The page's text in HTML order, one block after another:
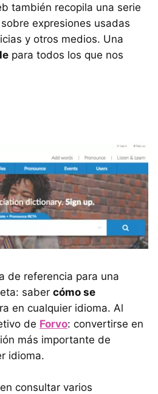
también recopila una serie
expresiones usadas
y otros medios. Una
para todos los que nos
de referencia para una
saber cómo se
en cualquier idioma. Al
de Forvo: convertirse en
más importante de
idioma.
consultar varios